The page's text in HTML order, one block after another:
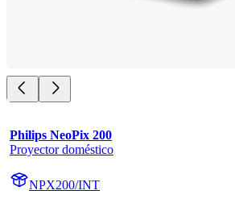
Philips NeoPix 200
Proyector doméstico
NPX200/INT